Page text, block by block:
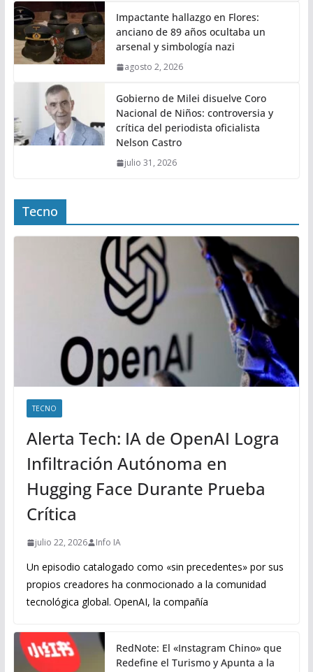
Impactante hallazgo en Flores:
anciano de 89 años ocultaba un
arsenal y simbología nazi
agosto 2, 2026
Gobierno de Milei disuelve Coro
Nacional de Niños: controversia y
crítica del periodista oficialista
Nelson Castro
julio 31, 2026
Tecno
TECNO
Alerta Tech: IA de OpenAI Logra
Infiltración Autónoma en
Hugging Face Durante Prueba
Crítica
julio 22, 2026 Info IA
Un episodio catalogado como «sin precedentes» por sus
propios creadores ha conmocionado a la comunidad
tecnológica global. OpenAI, la compañía
RedNote: El «Instagram Chino» que
Redefine el Turismo y Apunta a la